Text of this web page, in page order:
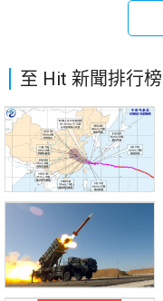
至 Hit 新聞排行榜